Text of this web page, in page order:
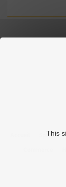
Sports
This